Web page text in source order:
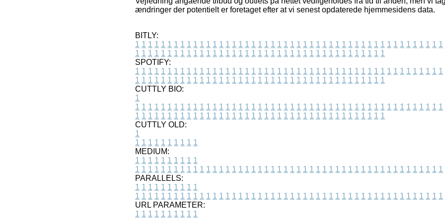
ændringer der potentielt er foretaget efter at vi senest opdaterede hjemmesidens data.
BITLY:
1 1 1 1 1 1 1 1 1 1 1 1 1 1 1 1 1 1 1 1 1 1 1 1 1 1 1 1 1 1 1 1 1 1 1 1 1 1 1 1 1 1 1 1 1 1 1 1
1 1 1 1 1 1 1 1 1 1 1 1 1 1 1 1 1 1 1 1 1 1 1 1 1 1 1 1 1 1 1 1 1 1 1 1 1 1 1
SPOTIFY:
1 1 1 1 1 1 1 1 1 1 1 1 1 1 1 1 1 1 1 1 1 1 1 1 1 1 1 1 1 1 1 1 1 1 1 1 1 1 1 1 1 1 1 1 1 1 1 1
1 1 1 1 1 1 1 1 1 1 1 1 1 1 1 1 1 1 1 1 1 1 1 1 1 1 1 1 1 1 1 1 1 1 1 1 1 1 1
CUTTLY BIO:
1
1 1 1 1 1 1 1 1 1 1 1 1 1 1 1 1 1 1 1 1 1 1 1 1 1 1 1 1 1 1 1 1 1 1 1 1 1 1 1 1 1 1 1 1 1 1 1 1
1 1 1 1 1 1 1 1 1 1 1 1 1 1 1 1 1 1 1 1 1 1 1 1 1 1 1 1 1 1 1 1 1 1 1 1 1 1 1
CUTTLY OLD:
1
1 1 1 1 1 1 1 1 1 1
MEDIUM:
1 1 1 1 1 1 1 1 1 1
1 1 1 1 1 1 1 1 1 1 1 1 1 1 1 1 1 1 1 1 1 1 1 1 1 1 1 1 1 1 1 1 1 1 1 1 1 1 1 1 1 1 1 1 1 1 1 1
PARALLELS:
1 1 1 1 1 1 1 1 1 1
1 1 1 1 1 1 1 1 1 1 1 1 1 1 1 1 1 1 1 1 1 1 1 1 1 1 1 1 1 1 1 1 1 1 1 1 1 1 1 1 1 1 1 1 1 1 1 1
URL PARAMETER:
1 1 1 1 1 1 1 1 1 1